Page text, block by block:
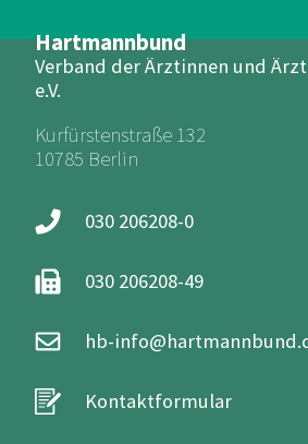
Hartmannbund
Verband der Ärztinnen und
e.V.
Kurfürstenstraße 132
10785 Berlin
030 206208-0
030 206208-49
hb-
Kontaktformular